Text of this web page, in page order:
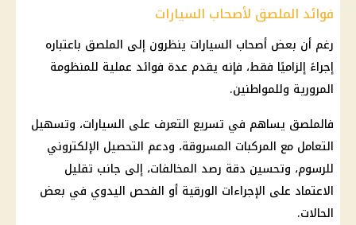
فوائد الملصق لأصحاب السيارات
رغم أن بعض أصحاب السيارات ينظرون إلى الملصق باعتباره
إجراءً إلزاميًا فقط، فإنه يقدم عدة فوائد عملية للمنظومة
المرورية وللمواطنين.
فالملصق يساهم في تسريع التعرف على السيارات، وتسهيل
التعامل مع المركبات المسروقة، ودعم التحصيل الإلكتروني
للرسوم، وتحسين دقة رصد المخالفات، إلى جانب تقليل
الاعتماد على الإجراءات الورقية أو الفحص اليدوي في بعض
الحالات.